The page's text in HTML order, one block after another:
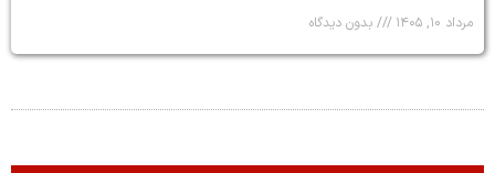
مرداد ۱۰, ۱۴۰۵ بدون دیدگاه